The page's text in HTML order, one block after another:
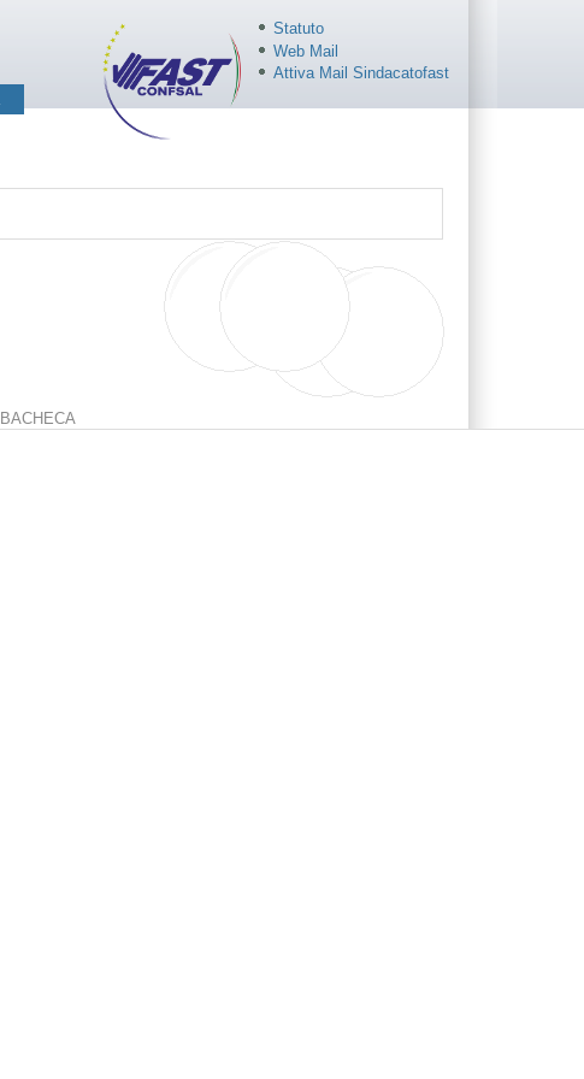
Statuto
Web Mail
Attiva Mail Sindacatofast
BACHECA